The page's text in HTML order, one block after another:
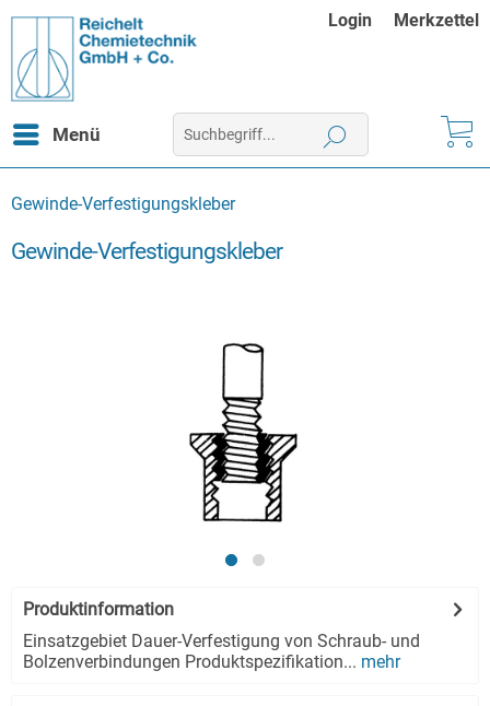
Login Merkzettel
Menü
Gewinde-Verfestigungskleber
Gewinde-Verfestigungskleber
Produktinformation
Einsatzgebiet Dauer-Verfestigung von Schraub- und
Bolzenverbindungen Produktspezifikation... mehr